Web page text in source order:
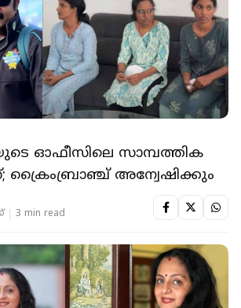
ഓഫീസിലെ സാമ്പത്തിക
ക്രൈംബ്രാഞ്ച് അന്വേഷിക്കും
3 min read